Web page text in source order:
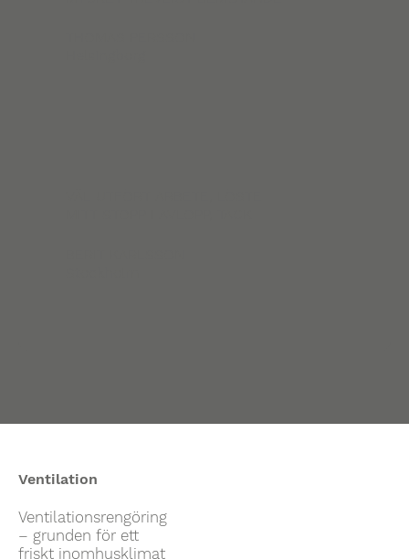
Ventilation
Ventilationsrengöring
– grunden för ett
friskt inomhusklimat